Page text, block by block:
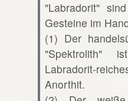
"Labradorit"
Gesteine im
(1) Der
"Spektrolith"
Labradorit-
Anorthit.